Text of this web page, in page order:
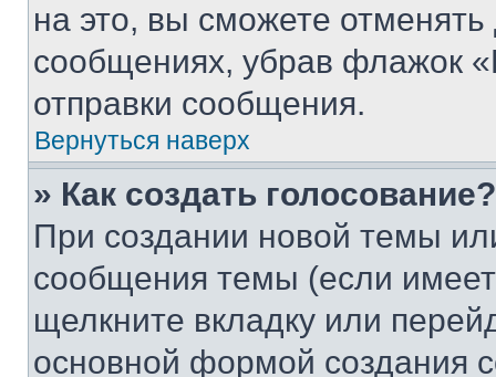
на это, вы сможете
сообщениях, убрав флажок
отправки сообщения.
Вернуться наверх
» Как создать голосование?
При создании новой темы
сообщения темы (если
щелкните вкладку или
основной формой создания